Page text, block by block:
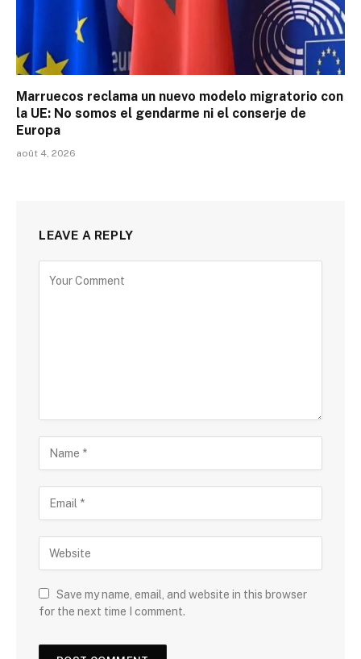
Marruecos reclama un nuevo modelo migratorio con
la UE: No somos el gendarme ni el conserje de
Europa
août 4, 2026
LEAVE A REPLY
Save my name, email, and website in this browser
for the next time I comment.